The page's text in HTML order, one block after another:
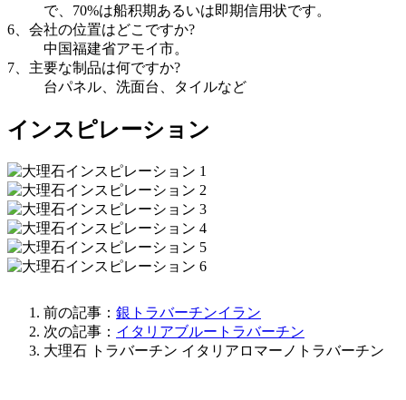
で、70%は船积期あるいは即期信用状です。
6、会社の位置はどこですか?
中国福建省アモイ市。
7、主要な制品は何ですか?
台パネル、洗面台、タイルなど
インスピレーション
前の記事： 銀トラバーチンイラン
次の記事： イタリアブルートラバーチン
大理石 トラバーチン イタリアロマーノトラバーチン